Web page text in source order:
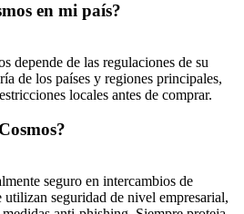
en mi país?
depende de las regulaciones de su
de los países y regiones principales,
locales antes de comprar.
seguro en intercambios de
seguridad de nivel empresarial,